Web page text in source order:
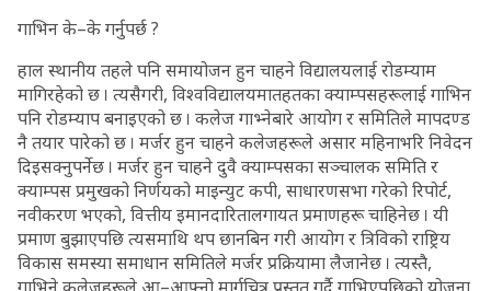
गाभिन के–के गर्नुपर्छ ?
हाल स्थानीय तहले पनि समायोजन हुन चाहने विद्यालयलाई रोडम्याम
मागिरहेको छ । त्यसैगरी, विश्वविद्यालयमातहतका क्याम्पसहरूलाई गाभिन
पनि रोडम्याप बनाइएको छ । कलेज गाभ्नेबारे आयोग र समितिले मापदण्ड
नै तयार पारेको छ । मर्जर हुन चाहने कलेजहरूले असार महिनाभरि निवेदन
दिइसक्नुपर्नेछ । मर्जर हुन चाहने दुवै क्याम्पसका सञ्चालक समिति र
क्याम्पस प्रमुखको निर्णयको माइन्युट कपी, साधारणसभा गरेको रिपोर्ट,
नवीकरण भएको, वित्तीय इमानदारितालगायत प्रमाणहरू चाहिनेछ । यी
प्रमाण बुझाएपछि त्यसमाथि थप छानबिन गरी आयोग र त्रिविको राष्ट्रिय
विकास समस्या समाधान समितिले मर्जर प्रक्रियामा लैजानेछ । त्यस्तै,